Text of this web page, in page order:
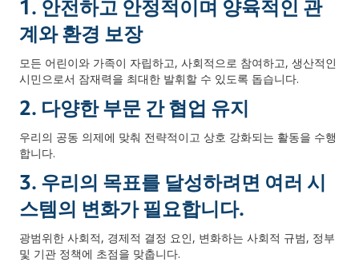
1. 안전하고 안정적이며 양육적인 관
계와 환경 보장
모든 어린이와 가족이 자립하고, 사회적으로 참여하고, 생산적인
시민으로서 잠재력을 최대한 발휘할 수 있도록 돕습니다.
2. 다양한 부문 간 협업 유지
우리의 공동 의제에 맞춰 전략적이고 상호 강화되는 활동을 수행
합니다.
3. 우리의 목표를 달성하려면 여러 시
스템의 변화가 필요합니다.
광범위한 사회적, 경제적 결정 요인, 변화하는 사회적 규범, 정부
및 기관 정책에 초점을 맞춥니다.